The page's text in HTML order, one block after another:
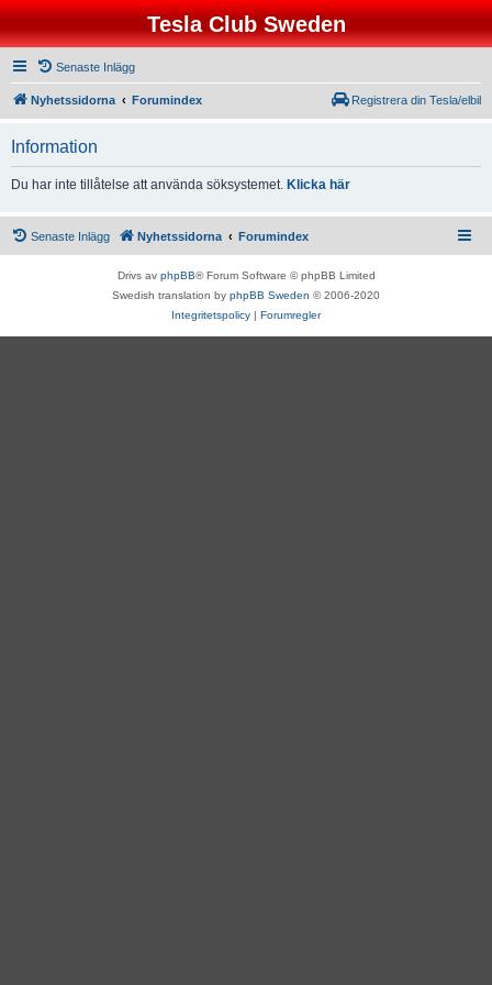
Tesla Club Sweden
Senaste Inlägg
Nyhetssidorna Forumindex Registrera din Tesla/elbil
Information
Du har inte tillåtelse att använda söksystemet. Klicka här
Senaste Inlägg Nyhetssidorna Forumindex
Drivs av phpBB® Forum Software © phpBB Limited
Swedish translation by phpBB Sweden © 2006-2020
Integritetspolicy | Forumregler